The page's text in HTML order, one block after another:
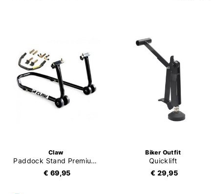
Claw
Paddock Stand Premium Voor-Achter
€ 69,95
Biker Outfit
Quicklift
€ 29,95